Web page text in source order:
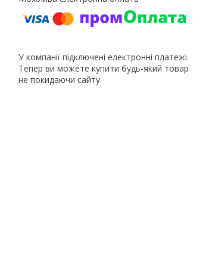
У компанії підключені електронні платежі.
Тепер ви можете купити будь-який товар
не покидаючи сайту.